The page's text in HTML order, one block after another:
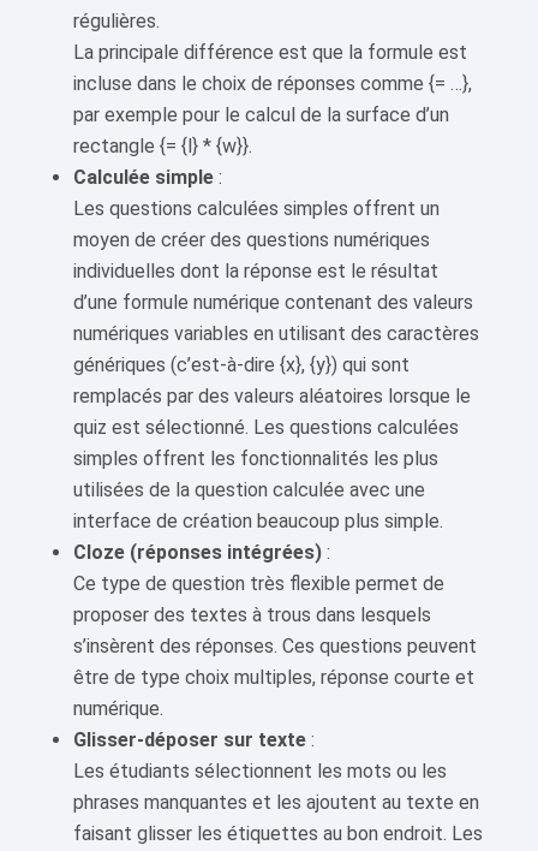
régulières.
La principale différence est que la formule est
incluse dans le choix de réponses comme {= …},
par exemple pour le calcul de la surface d’un
rectangle {= {l} * {w}}.
Calculée simple :
Les questions calculées simples offrent un
moyen de créer des questions numériques
individuelles dont la réponse est le résultat
d’une formule numérique contenant des valeurs
numériques variables en utilisant des caractères
génériques (c’est-à-dire {x}, {y}) qui sont
remplacés par des valeurs aléatoires lorsque le
quiz est sélectionné. Les questions calculées
simples offrent les fonctionnalités les plus
utilisées de la question calculée avec une
interface de création beaucoup plus simple.
Cloze (réponses intégrées) :
Ce type de question très flexible permet de
proposer des textes à trous dans lesquels
s’insèrent des réponses. Ces questions peuvent
être de type choix multiples, réponse courte et
numérique.
Glisser-déposer sur texte :
Les étudiants sélectionnent les mots ou les
phrases manquantes et les ajoutent au texte en
faisant glisser les étiquettes au bon endroit. Les